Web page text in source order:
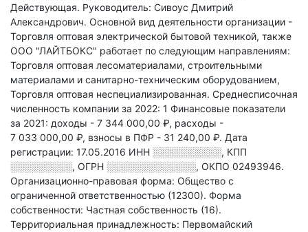
Действующая. Руководитель: Сивоус Дмитрий
Александрович. Основной вид деятельности организации -
Торговля оптовая электрической бытовой техникой, также
ООО "ЛАЙТБОКС" работает по следующим направлениям:
Торговля оптовая лесоматериалами, строительными
материалами и санитарно-техническим оборудованием,
Торговля оптовая неспециализированная. Среднесписочная
численность компании за 2022: 1 Финансовые показатели
за 2021: доходы - 7 344 000,00 ₽, расходы -
7 033 000,00 ₽, взносы в ПФР - 31 240,00 ₽. Дата
регистрации: 17.05.2016 ИНН ░░░░░░░░░░, КПП
░░░░░░░░░, ОГРН ░░░░░░░░░░░░░, ОКПО 02493946.
Организационно-правовая форма: Общество с
ограниченной ответственностью (12300). Форма
собственности: Частная собственность (16).
Территориальная принадлежность: Первомайский